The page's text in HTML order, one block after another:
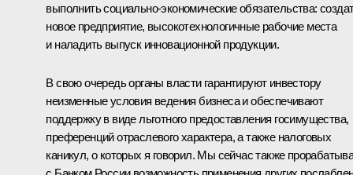
выполнить социально-экономические обязательства:
новое предприятие, высокотехнологичные рабочие места
и наладить выпуск инновационной продукции.
В свою очередь органы власти гарантируют инвестору
неизменные условия ведения бизнеса и обеспечивают
поддержку в виде льготного предоставления госимущества,
преференций отраслевого характера, а также налоговых
каникул, о которых я говорил. Мы сейчас также